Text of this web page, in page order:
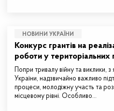
НОВИНИ УКРАЇНИ
Конкурс грантів на
роботи у
Попри тривалу війну та виклики,
України, надзвичайно важливо
процеси, молодіжну участь та
місцевому рівні. Особливо…